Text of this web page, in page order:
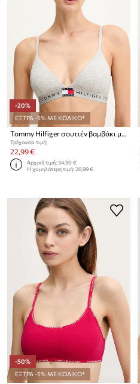
-20%
ΕΞΤΡΑ -5% ΜΕ ΚΩΔΙΚΟ*
Tommy Hilfiger σουτιέν βαμβάκι με ελαστάν
Τρέχουσα τιμή:
22,99 €
Αρχική τιμή:34,90 €
Η χαμηλότερη τιμή:28,99 €
-50%
ΕΞΤΡΑ -5% ΜΕ ΚΩΔΙΚΟ*